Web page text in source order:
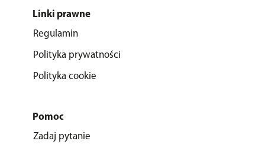
Linki prawne
Regulamin
Polityka prywatności
Polityka cookie
Pomoc
Zadaj pytanie